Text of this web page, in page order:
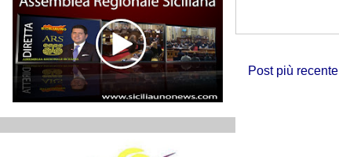
Post più recente